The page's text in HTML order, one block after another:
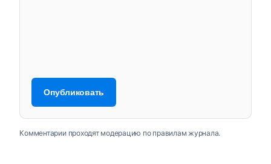
Комментарии проходят модерацию по правилам журнала.